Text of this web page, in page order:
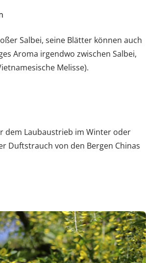
Salbei, seine Blätter können auch
Aroma irgendwo zwischen Salbei,
Melisse).
dem Laubaustrieb im Winter oder
Duftstrauch von den Bergen Chinas